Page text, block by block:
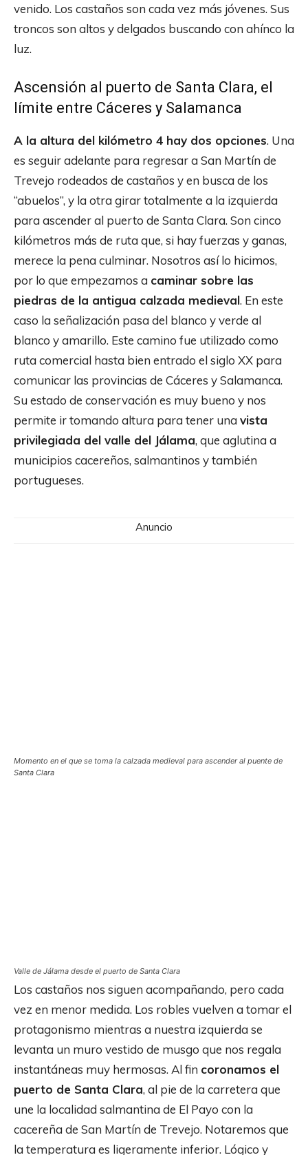
venido. Los castaños son cada vez más jóvenes. Sus
troncos son altos y delgados buscando con ahínco la
luz.
Ascensión al puerto de Santa Clara, el
límite entre Cáceres y Salamanca
A la altura del kilómetro 4 hay dos opciones. Una
es seguir adelante para regresar a San Martín de
Trevejo rodeados de castaños y en busca de los
“abuelos”, y la otra girar totalmente a la izquierda
para ascender al puerto de Santa Clara. Son cinco
kilómetros más de ruta que, si hay fuerzas y ganas,
merece la pena culminar. Nosotros así lo hicimos,
por lo que empezamos a caminar sobre las
piedras de la antigua calzada medieval. En este
caso la señalización pasa del blanco y verde al
blanco y amarillo. Este camino fue utilizado como
ruta comercial hasta bien entrado el siglo XX para
comunicar las provincias de Cáceres y Salamanca.
Su estado de conservación es muy bueno y nos
permite ir tomando altura para tener una vista
privilegiada del valle del Jálama, que aglutina a
municipios cacereños, salmantinos y también
portugueses.
Anuncio
Momento en el que se toma la calzada medieval para ascender al puente de
Santa Clara
Valle de Jálama desde el puerto de Santa Clara
Los castaños nos siguen acompañando, pero cada
vez en menor medida. Los robles vuelven a tomar el
protagonismo mientras a nuestra izquierda se
levanta un muro vestido de musgo que nos regala
instantáneas muy hermosas. Al fin coronamos el
puerto de Santa Clara, al pie de la carretera que
une la localidad salmantina de El Payo con la
cacereña de San Martín de Trevejo. Notaremos que
la temperatura es ligeramente inferior. Lógico y